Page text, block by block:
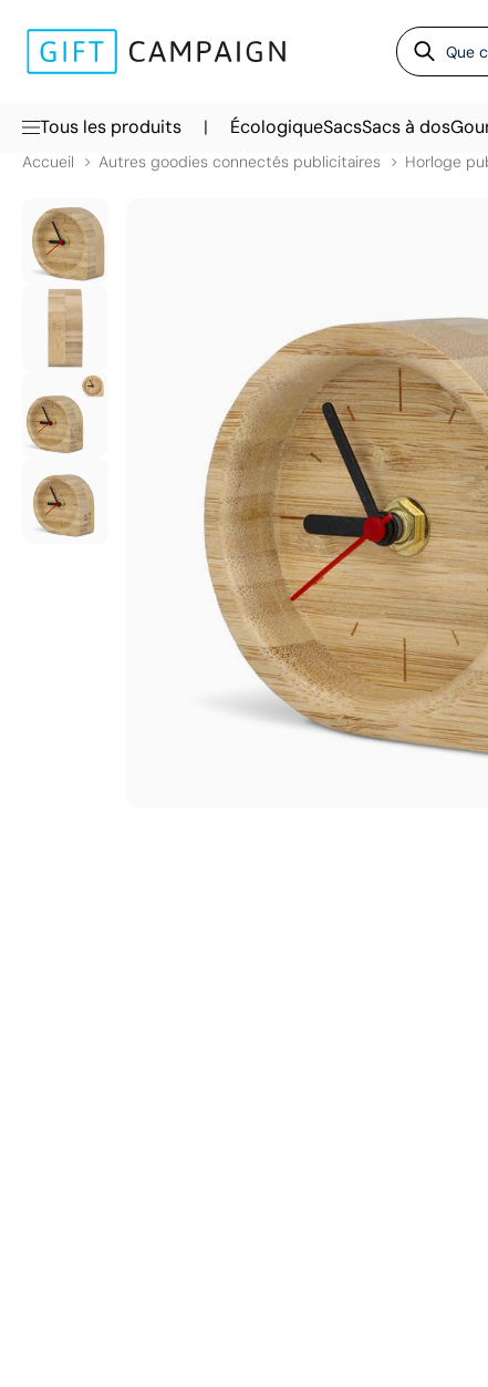
Tous les produits | ÉcologiqueSacsSacs à dos
Accueil Autres goodies connectés publicitaires Horloge